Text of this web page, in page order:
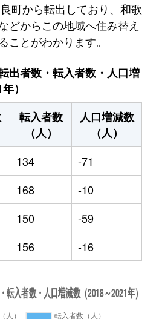
町から転出しており、和歌
どからこの地域へ住み替え
ことがわかります。
出者数・転入者数・人口増
）
転入者数
（人）
人口増減数
（人）
134
-71
168
-10
150
-59
156 -16